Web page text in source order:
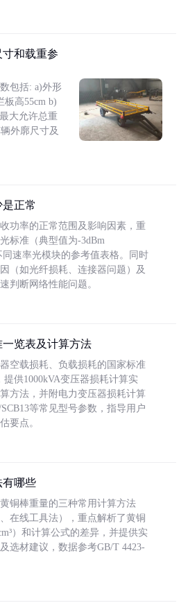
和载重参
包括: a)外形
板高55cm b)
大允许总重
外廓尺寸及
正常
功率的正常范围及影响因素，重
标准（典型值为-3dBm
同速率光模块的参考值表格。同时
（如光纤损耗、连接器问题）及
判断网络性能问题。
览表及计算方法
空载损耗、负载损耗的国家标准
提供1000kVA变压器损耗计算实
方法，并附电力变压器损耗计算
等常见型号参数，指导用户
要点。
有哪些
铜棒重量的三种常用计算方法
在线工具法），重点解析了黄铜
）和计算公式的差异，并提供实
选材建议，数据参考GB/T 4423-